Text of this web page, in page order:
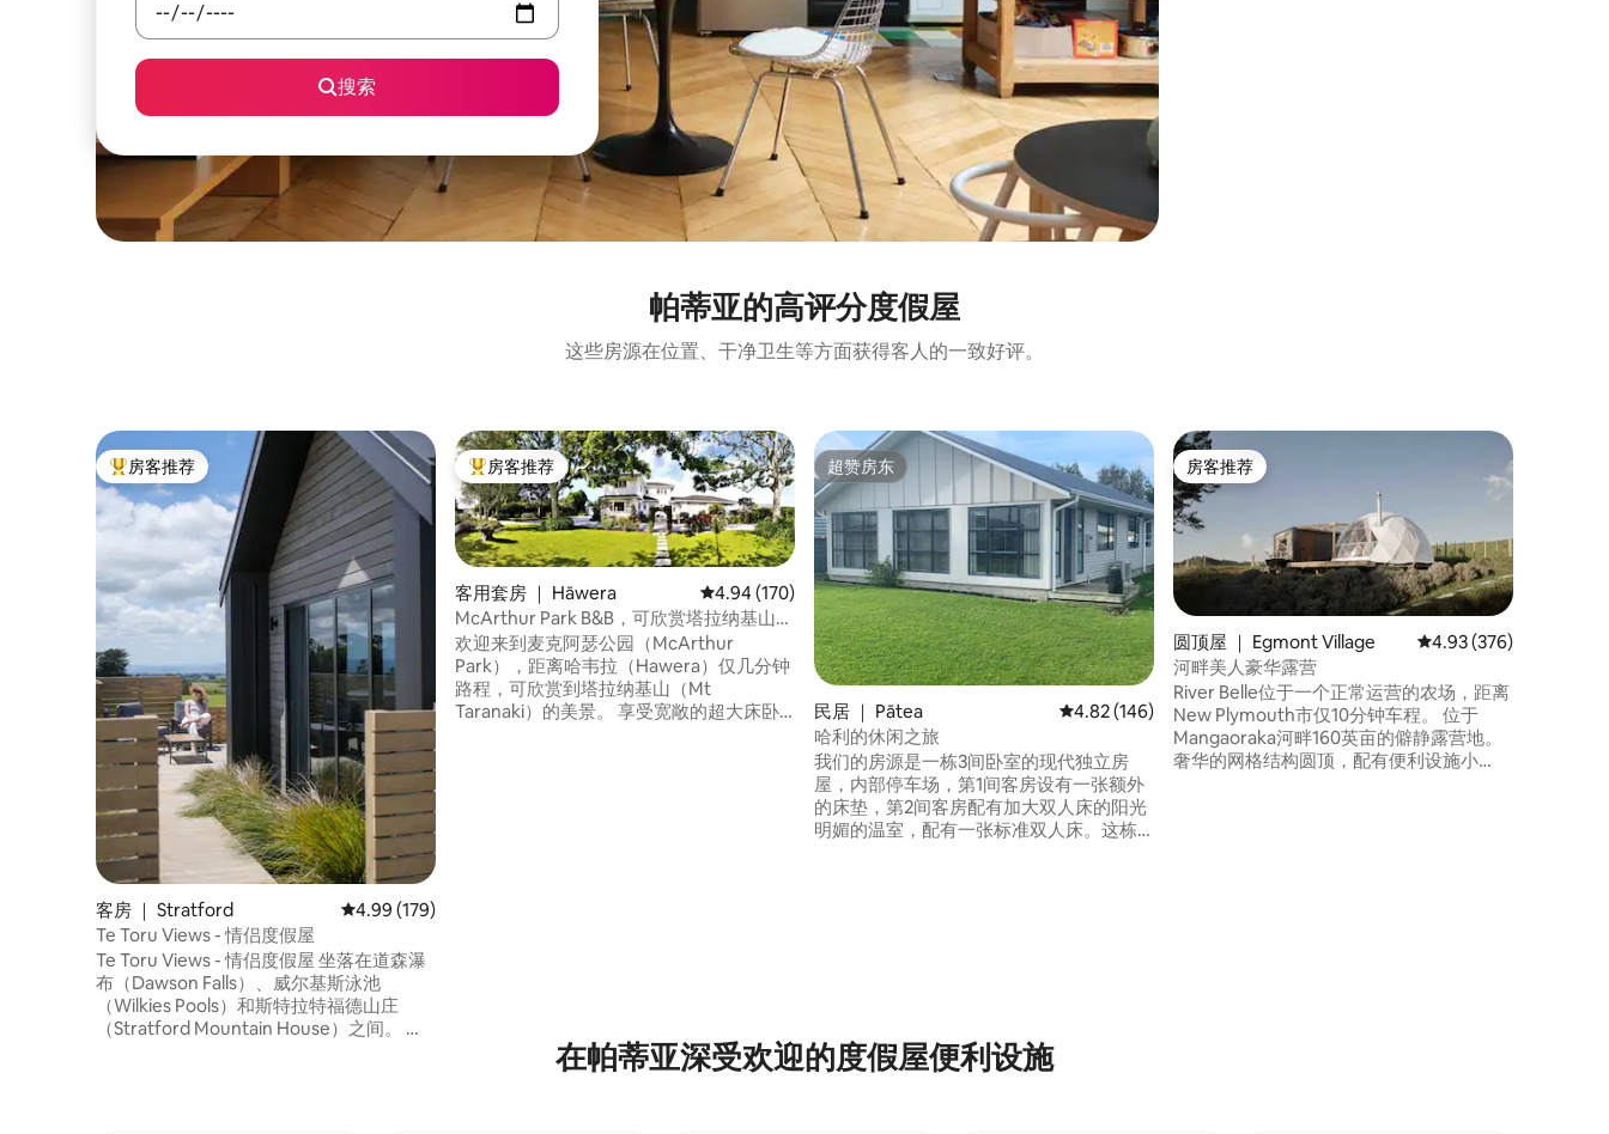
搜索
帕蒂亚的高评分度假屋
这些房源在位置、干净卫生等方面获得客人的一致好评。
热门「房客推荐」
房客推荐
客房 ｜ Stratford 平均评分 4.99 分（满分 5 分），共 179 条评价
4.99 (179)
Te Toru Views - 情侣度假屋
Te Toru Views - 情侣度假屋 坐落在道森瀑
布（Dawson Falls）、威尔基斯泳池
（Wilkies Pools）和斯特拉特福德山庄
（Stratford Mountain House）之间。 可
热门「房客推荐」
房客推荐
客用套房 ｜ Hāwera 平均评分 4.94 分（满分 5 分），共 170 条评价
4.94 (170)
McArthur Park B&B，可欣赏塔拉纳基山的
美景
欢迎来到麦克阿瑟公园（McArthur
Park），距离哈韦拉（Hawera）仅几分钟
路程，可欣赏到塔拉纳基山（Mt
Taranaki）的美景。 享受宽敞的超大床卧
超赞房东
超赞房东
民居 ｜ Pātea 平均评分 4.82 分（满分 5 分），共 146 条评价
4.82 (146)
哈利的休闲之旅
我们的房源是一栋3间卧室的现代独立房
屋，内部停车场，第1间客房设有一张额外
的床垫，第2间客房配有加大双人床的阳光
明媚的温室，配有一张标准双人床。这栋
房客推荐
房客推荐
圆顶屋 ｜ Egmont Village 平均评分 4.93 分（满
4.93 (376)
河畔美人豪华露营
River Belle位于一个正常运营的农场，距离
New Plymouth市仅10分钟车程。 位于
Mangaoraka河畔160英亩的僻静露营地。
奢华的网格结构圆顶，配有便利设施小
在帕蒂亚深受欢迎的度假屋便利设施